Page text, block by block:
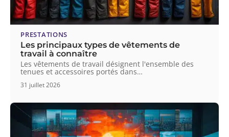
PRESTATIONS
Les principaux types de vêtements de
travail à connaître
Les vêtements de travail désignent l'ensemble des
tenues et accessoires portés dans…
31 juillet 2026